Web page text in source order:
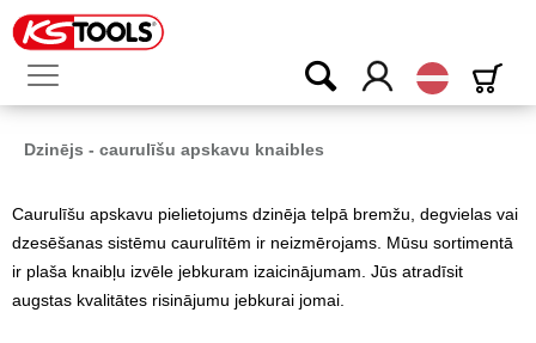
Latvijas
Dzinējs - caurulīšu apskavu knaibles
Caurulīšu apskavu pielietojums dzinēja telpā bremžu, degvielas vai
dzesēšanas sistēmu caurulītēm ir neizmērojams. Mūsu sortimentā
ir plaša knaibļu izvēle jebkuram izaicinājumam. Jūs atradīsit
augstas kvalitātes risinājumu jebkurai jomai.